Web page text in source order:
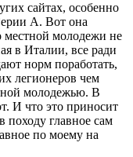
сайтах, особенно
А. Вот она
местной молодежи не
в Италии, все ради
норм поработать,
легионеров чем
молодежью. В
И что это приносит
походу главное сам
по моему на